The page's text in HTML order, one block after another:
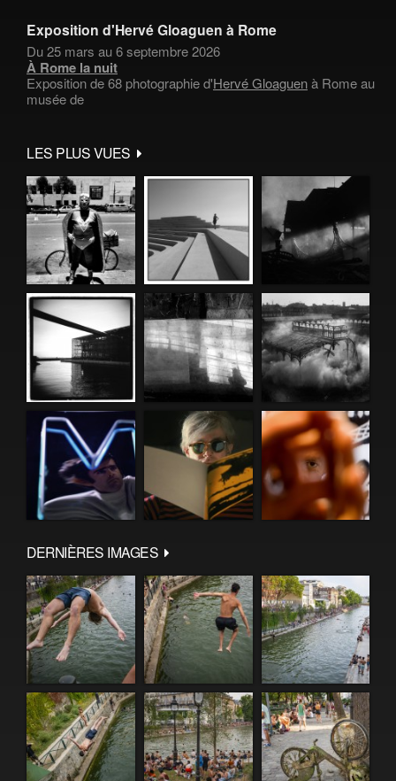
Exposition d'Hervé Gloaguen à Rome
Du 25 mars au 6 septembre 2026
À Rome la nuit
Exposition de 68 photographie d'Hervé Gloaguenà Rome au
musée de
LES PLUS VUES
DERNIÈRES IMAGES